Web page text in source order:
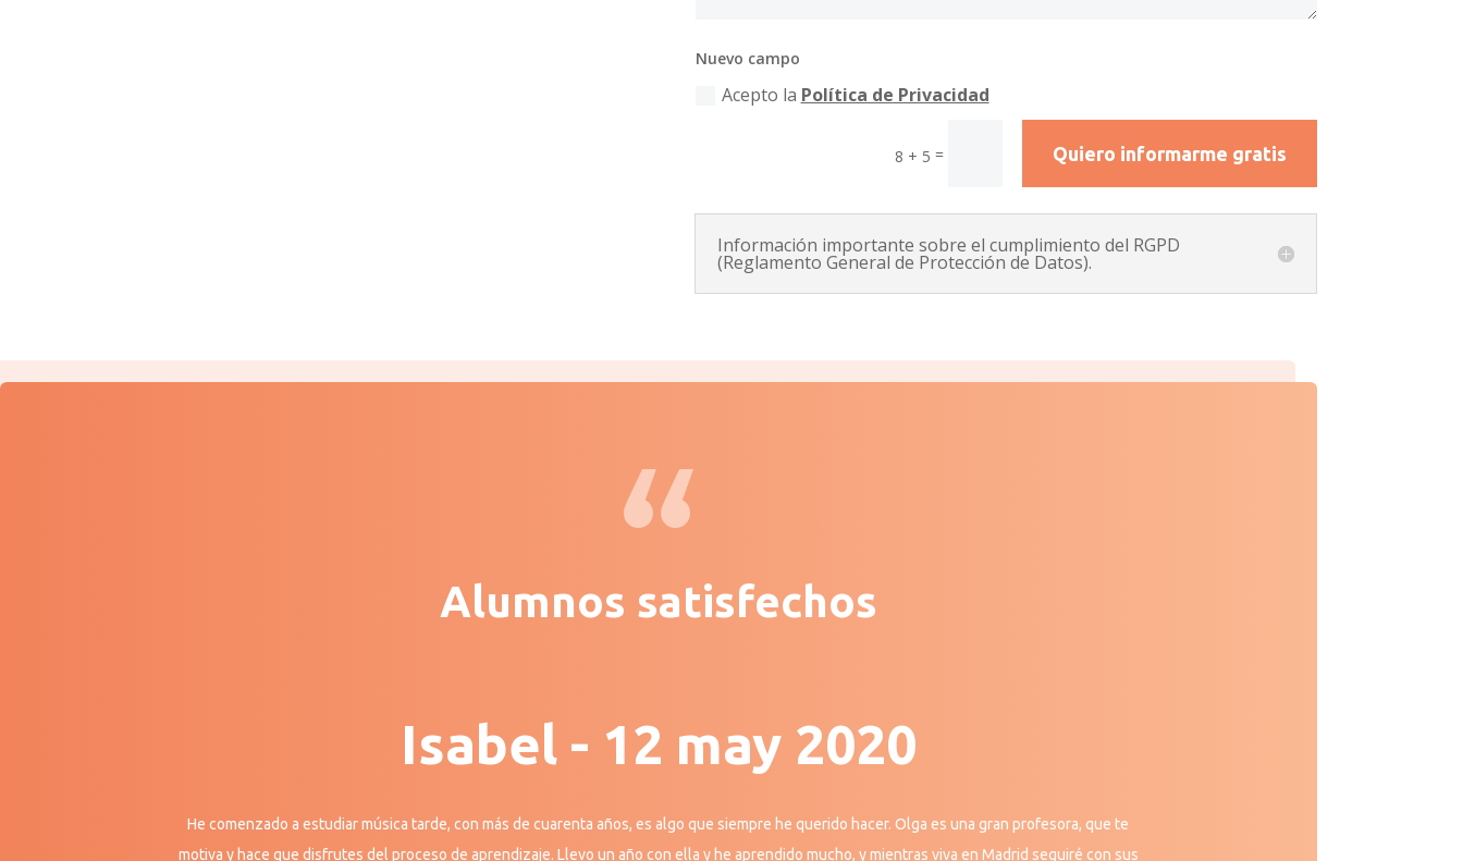
Nuevo campo
Acepto la Política de Privacidad
8 + 5 = Quiero informarme gratis
Información importante sobre el cumplimiento del RGPD
(Reglamento General de Protección de Datos).
Alumnos satisfechos
Isabel - 12 may 2020
He comenzado a estudiar música tarde, con más de cuarenta años, es algo que siempre he querido hacer. Olga es una gran profesora, que te
motiva y hace que disfrutes del proceso de aprendizaje. Llevo un año con ella y he aprendido mucho, y mientras viva en Madrid seguiré con sus